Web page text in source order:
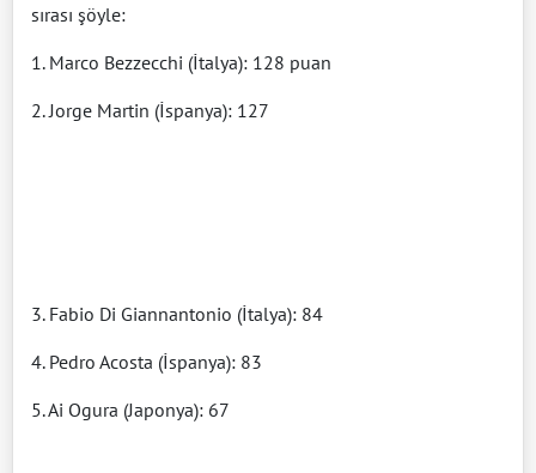
sırası şöyle:
1. Marco Bezzecchi (İtalya): 128 puan
2. Jorge Martin (İspanya): 127
3. Fabio Di Giannantonio (İtalya): 84
4. Pedro Acosta (İspanya): 83
5. Ai Ogura (Japonya): 67